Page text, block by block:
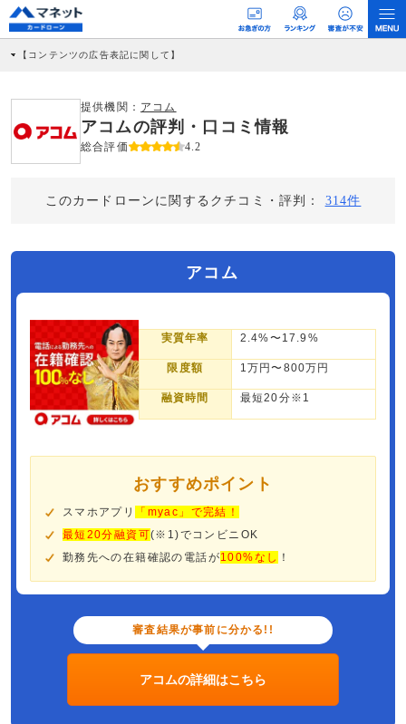
【コンテンツの広告表記に関して】
社に対して企業から紹介報酬が支払われるという収益モデルです。 ただし、特定の
商品を根拠なくPRするものではなく、当編集部の調査／ユーザーへの口コミ収集な
どに基づき、公平性を担保した情報提供を行っています。
>提携企業一覧
提供機関： アコム
アコムの評判・口コミ情報
総合評価 4.2
このカードローンに関するクチコミ・評判： 314件
アコム
実質年率 2.4%〜17.9%
限度額 1万円〜800万円
融資時間 最短20分※1
おすすめポイント
スマホアプリ
「myac」で完結！
最短20分融資可(※1)でコンビニOK
勤務先への在籍確認の電話が100%なし ！
審査結果が事前に分かる!!
アコムの詳細はこちら